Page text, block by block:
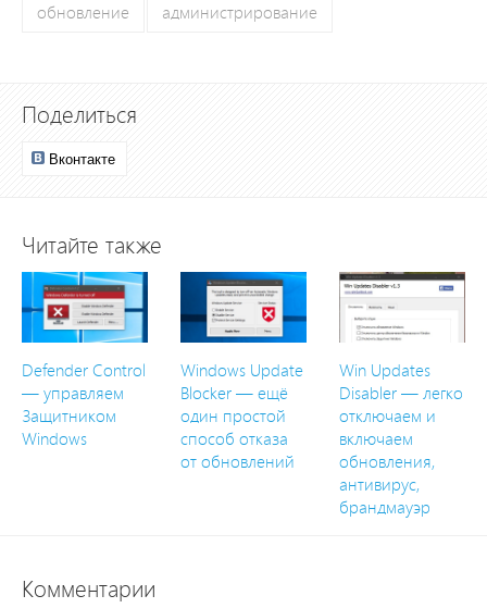
обновление администрирование
Поделиться
Вконтакте
Читайте также
Defender Control
— управляем
Защитником
Windows
Windows Update
Blocker — ещё
один простой
способ отказа
от обновлений
Win Updates
Disabler — легко
отключаем и
включаем
обновления,
антивирус,
брандмауэр
Комментарии